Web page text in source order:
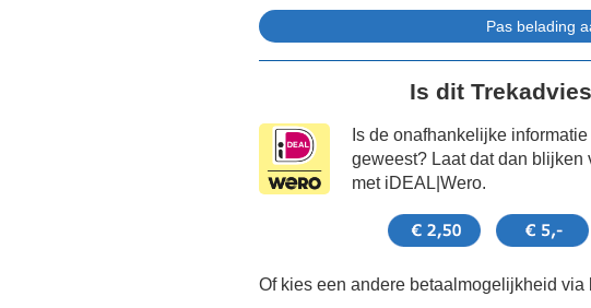
Is dit
Is de onafhankelijke
geweest? Laat dat dan
met iDEAL|Wero.
Of kies een andere betaalmogelijkheid via